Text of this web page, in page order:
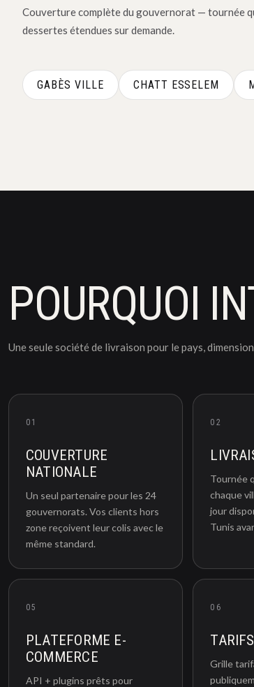
Couverture complète du gouvernorat — tournée
dessertes étendues sur demande.
GABÈS VILLE CHATT ESSELEM
POURQUOI
Une seule société de livraison pour le pays,
01
COUVERTURE
NATIONALE
Un seul partenaire pour les 24
gouvernorats. Vos clients hors
zone reçoivent leur colis avec le
même standard.
02
Tournée
chaque
jour
Tunis
05
PLATEFORME E-
COMMERCE
API + plugins prêts pour
06
Grille